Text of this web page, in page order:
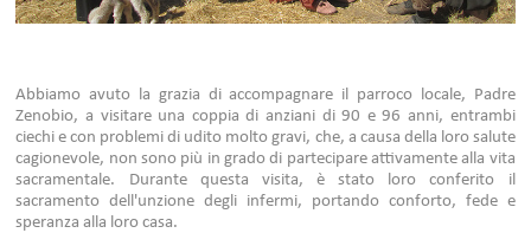
Abbiamo avuto la grazia di accompagnare il parroco locale, Padre
Zenobio, a visitare una coppia di anziani di 90 e 96 anni, entrambi
ciechi e con problemi di udito molto gravi, che, a causa della loro salute
cagionevole, non sono più in grado di partecipare attivamente alla vita
sacramentale. Durante questa visita, è stato loro conferito il
sacramento dell'unzione degli infermi, portando conforto, fede e
speranza alla loro casa.